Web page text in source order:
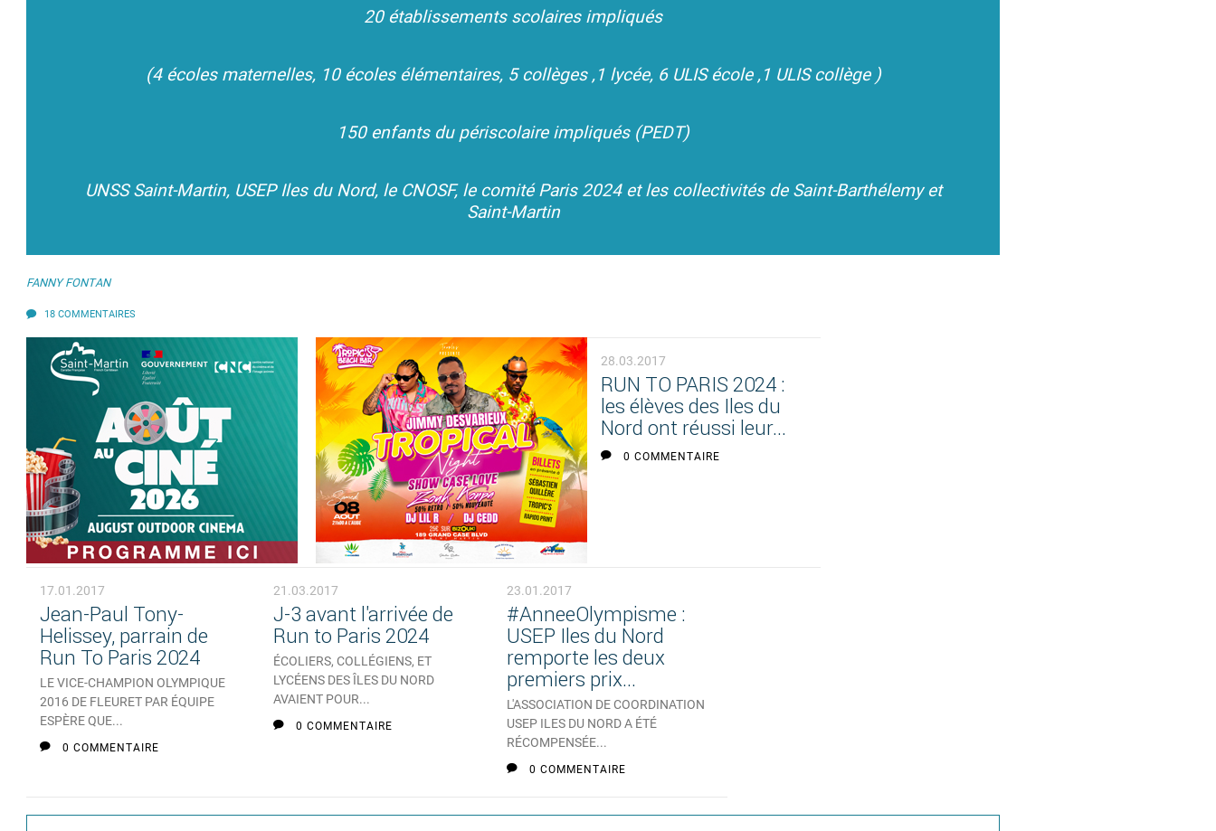
20 établissements scolairesimpliqués
(4 écoles maternelles, 10 écoles élémentaires, 5 collèges ,1 lycée, 6 ULIS école ,1 ULIS collège )
150 enfantsdu périscolaire impliqués (PEDT)
UNSS Saint-Martin, USEP Iles du Nord, le CNOSF, le comité Paris 2024 et les collectivités de Saint-Barthélemy et
Saint-Martin
FANNY FONTAN
18 COMMENTAIRES
28.03.2017
RUN TO PARIS 2024 :
les élèves des Iles du
Nord ont réussi leur...
0 COMMENTAIRE
17.01.2017
Jean-Paul Tony-
Helissey, parrain de
Run To Paris 2024
LE VICE-CHAMPION OLYMPIQUE
2016 DE FLEURET PAR ÉQUIPE
ESPÈRE QUE...
0 COMMENTAIRE
21.03.2017
J-3 avant l'arrivée de
Run to Paris 2024
ÉCOLIERS, COLLÉGIENS, ET
LYCÉENS DES ÎLES DU NORD
AVAIENT POUR...
0 COMMENTAIRE
23.01.2017
#AnneeOlympisme :
USEP Iles du Nord
remporte les deux
premiers prix...
L'ASSOCIATION DE COORDINATION
USEP ILES DU NORD A ÉTÉ
RÉCOMPENSÉE...
0 COMMENTAIRE